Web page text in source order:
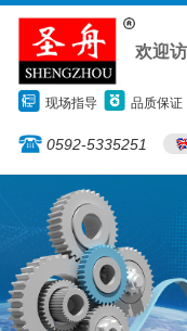
欢迎
现场指导 品质保证
0592-5335251